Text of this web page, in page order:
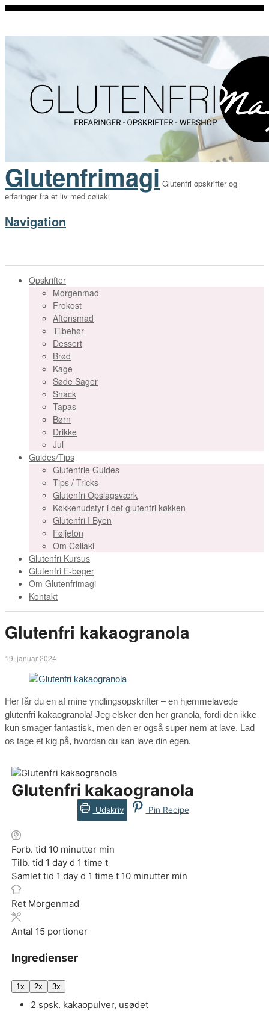
Glutenfrimagi Glutenfri opskrifter og
erfaringer fra et liv med cøliaki
Navigation
Opskrifter
Morgenmad
Frokost
Aftensmad
Tilbehør
Dessert
Brød
Kage
Søde Sager
Snack
Tapas
Børn
Drikke
Jul
Guides/Tips
Glutenfrie Guides
Tips / Tricks
Glutenfri Opslagsværk
Køkkenudstyr i det glutenfri køkken
Glutenfri I Byen
Føljeton
Om Cøliaki
Glutenfri Kursus
Glutenfri E-bøger
Om Glutenfrimagi
Kontakt
Glutenfri kakaogranola
19. januar 2024
Her får du en af mine yndlingsopskrifter – en hjemmelavede
glutenfri kakaogranola! Jeg elsker den her granola, fordi den ikke
kun smager fantastisk, men den er også super nem at lave. Lad
os tage et kig på, hvordan du kan lave din egen.
Glutenfri kakaogranola
Udskriv Pin Recipe
Forb. tid 10 minutter min
Tilb. tid 1 day d 1 time t
Samlet tid 1 day d 1 time t 10 minutter min
Ret Morgenmad
Antal 15 portioner
Ingredienser
1x 2x 3x
2 spsk. kakaopulver, usødet